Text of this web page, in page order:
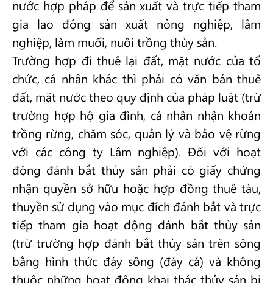
nước hợp pháp để sản xuất và trực tiếp tham
gia lao động sản xuất nông nghiệp, lâm
nghiệp, làm muối, nuôi trồng thủy sản.
Trường hợp đi thuê lại đất, mặt nước của tổ
chức, cá nhân khác thì phải có văn bản thuê
đất, mặt nước theo quy định của pháp luật (trừ
trường hợp hộ gia đình, cá nhân nhận khoán
trồng rừng, chăm sóc, quản lý và bảo vệ rừng
với các công ty Lâm nghiệp). Đối với hoạt
động đánh bắt thủy sản phải có giấy chứng
nhận quyền sở hữu hoặc hợp đồng thuê tàu,
thuyền sử dụng vào mục đích đánh bắt và trực
tiếp tham gia hoạt động đánh bắt thủy sản
(trừ trường hợp đánh bắt thủy sản trên sông
bằng hình thức đáy sông (đáy cá) và không
thuộc những hoạt động khai thác thủy sản bị